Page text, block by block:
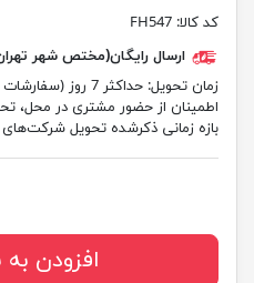
کد کالا: FH547
ارسال رایگان(مختص شهر
زمان تحویل:
حداکثر 7 روز
اطمینان از حضور مشتری در محل،
بازه زمانی ذکرشده تحویل
افزودن